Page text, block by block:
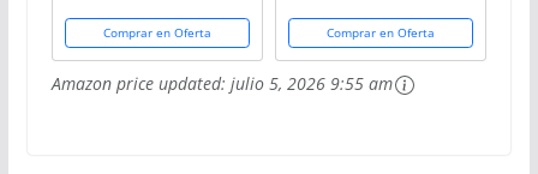
Comprar en Oferta
Caliente Depilacion, Kit
Depilación Cera, 4 * 100g
Depilatoria Cera, 30
Espátulas,...
Comprar en Oferta
Amazon price updated: julio 5, 2026 9:55 am